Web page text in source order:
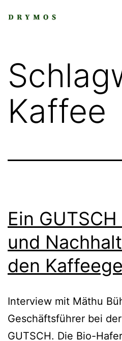
DRYMOS
Kaffee
Ein
und
den
Interview mit Mäthu
Geschäftsführer bei
GUTSCH. Die Bio-